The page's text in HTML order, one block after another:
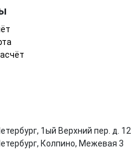
1ый Верхний пер. д. 12
Колпино, Межевая 3